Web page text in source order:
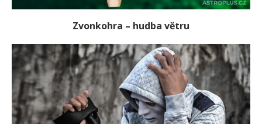
Zvonkohra – hudba větru